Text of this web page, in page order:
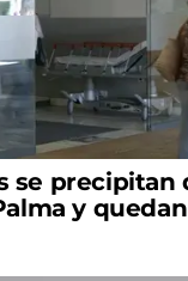
se precipitan
y